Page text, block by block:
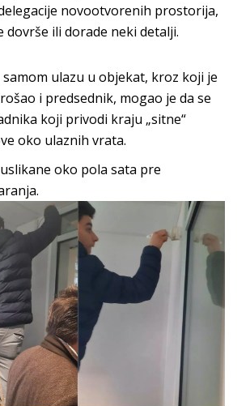
novootvorenih prostorija,
dovrše ili dorade neki detalji.
ulazu u objekat, kroz koji je
i predsednik, mogao je da se
koji privodi kraju „sitne“
oko ulaznih vrata.
oko pola sata pre